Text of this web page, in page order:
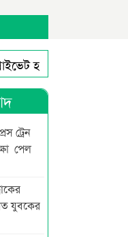
হসপিটাল ক্লিনিক এন্ড
গাছ পড়ে মাদ্রাসা ভবন
ট্রেন
পেল
যুবকের